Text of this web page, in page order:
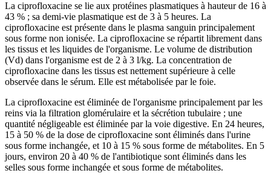
La ciprofloxacine se lie aux protéines plasmatiques à hauteur de 16 à
43 % ; sa demi-vie plasmatique est de 3 à 5 heures. La
ciprofloxacine est présente dans le plasma sanguin principalement
sous forme non ionisée. La ciprofloxacine se répartit librement dans
les tissus et les liquides de l'organisme. Le volume de distribution
(Vd) dans l'organisme est de 2 à 3 l/kg. La concentration de
ciprofloxacine dans les tissus est nettement supérieure à celle
observée dans le sérum. Elle est métabolisée par le foie.
La ciprofloxacine est éliminée de l'organisme principalement par les
reins via la filtration glomérulaire et la sécrétion tubulaire ; une
quantité négligeable est éliminée par la voie digestive. En 24 heures,
15 à 50 % de la dose de ciprofloxacine sont éliminés dans l'urine
sous forme inchangée, et 10 à 15 % sous forme de métabolites. En 5
jours, environ 20 à 40 % de l'antibiotique sont éliminés dans les
selles sous forme inchangée et sous forme de métabolites.